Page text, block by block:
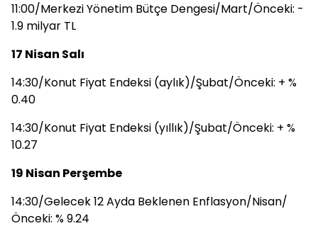
11:00/Merkezi Yönetim Bütçe Dengesi/Mart/Önceki: -
1.9 milyar TL
17 Nisan Salı
14:30/Konut Fiyat Endeksi (aylık)/Şubat/Önceki: + %
0.40
14:30/Konut Fiyat Endeksi (yıllık)/Şubat/Önceki: + %
10.27
19 Nisan Perşembe
14:30/Gelecek 12 Ayda Beklenen Enflasyon/Nisan/
Önceki: % 9.24